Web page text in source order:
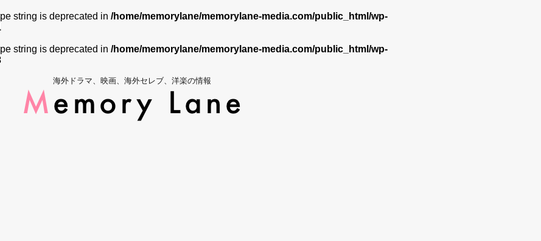
string is deprecated in /home/memorylane/memorylane-media.com/public_html/wp-
string is deprecated in /home/memorylane/memorylane-media.com/public_html/wp-
海外ドラマ、映画、海外セレブ、洋楽の情報